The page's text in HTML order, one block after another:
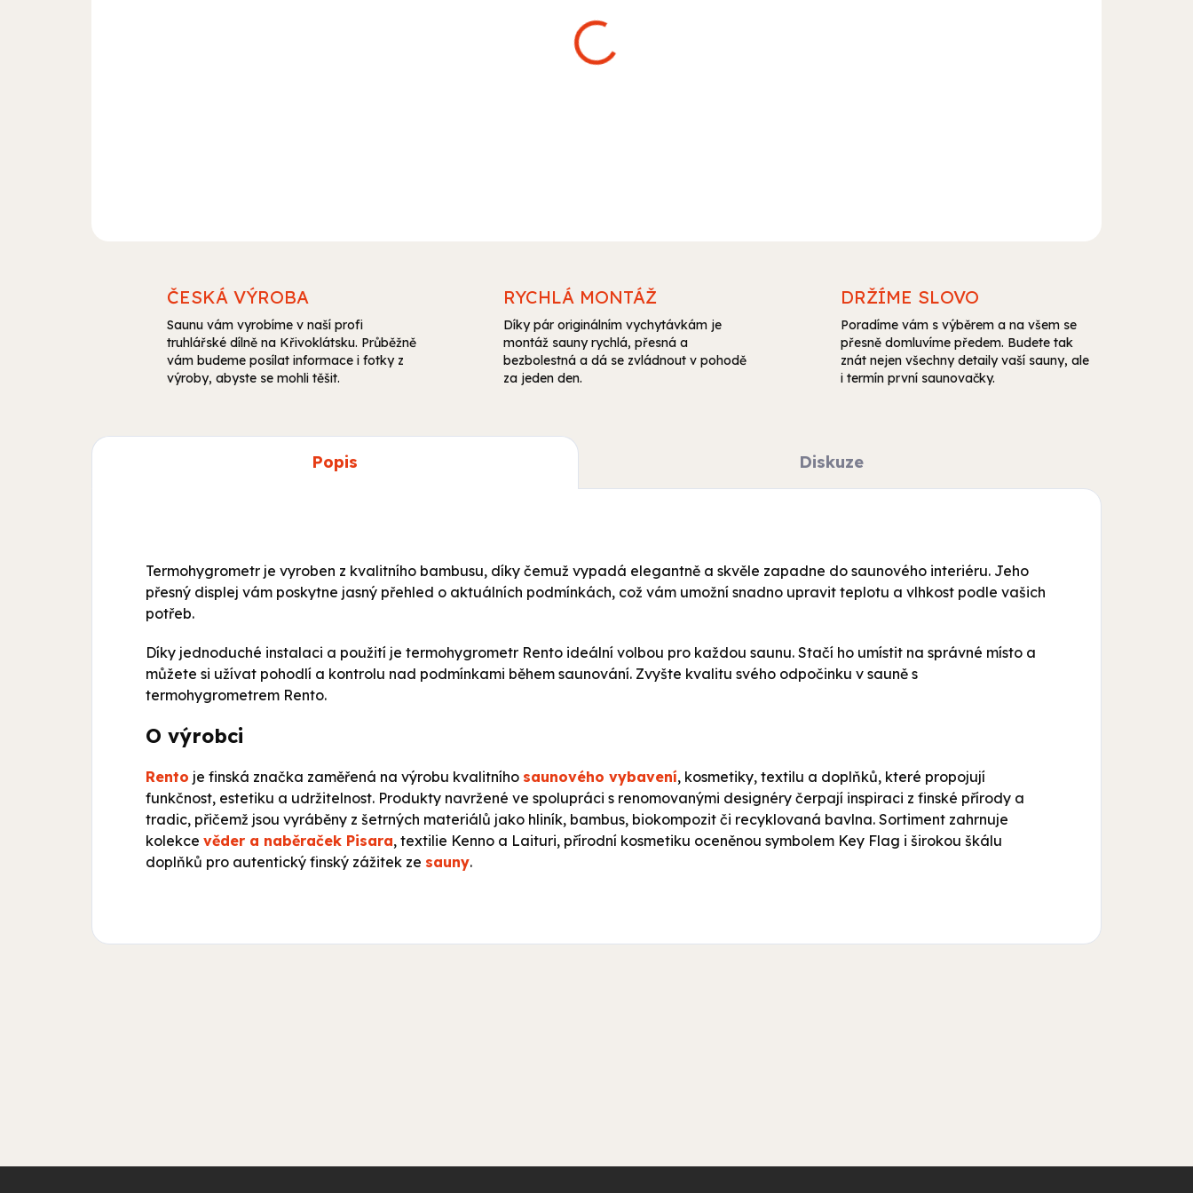
přístroj vám umožní sledovat nejen teplotu, ale i vlhkost ve vaší sauně,
ČESKÁ VÝROBA
Saunu vám vyrobíme v naší profi
truhlářské dílně na Křivoklátsku. Průběžně
vám budeme posílat informace i fotky z
výroby, abyste se mohli těšit.
RYCHLÁ MONTÁŽ
Díky pár originálním vychytávkám je
montáž sauny rychlá, přesná a
bezbolestná a dá se zvládnout v pohodě
za jeden den.
DRŽÍME SLOVO
Poradíme vám s výběrem a na všem se
přesně domluvíme předem. Budete tak
znát nejen všechny detaily vaší sauny, ale
i termín první saunovačky.
Popis Diskuze
Termohygrometr je vyroben z kvalitního bambusu, díky čemuž vypadá elegantně a skvěle zapadne do saunového interiéru. Jeho
přesný displej vám poskytne jasný přehled o aktuálních podmínkách, což vám umožní snadno upravit teplotu a vlhkost podle vašich
potřeb.
Díky jednoduché instalaci a použití je termohygrometr Rento ideální volbou pro každou saunu. Stačí ho umístit na správné místo a
můžete si užívat pohodlí a kontrolu nad podmínkami během saunování. Zvyšte kvalitu svého odpočinku v sauně s
termohygrometrem Rento.
O výrobci
Rento je finská značka zaměřená na výrobu kvalitního saunového vybavení, kosmetiky, textilu a doplňků, které propojují
funkčnost, estetiku a udržitelnost. Produkty navržené ve spolupráci s renomovanými designéry čerpají inspiraci z finské přírody a
tradic, přičemž jsou vyráběny z šetrných materiálů jako hliník, bambus, biokompozit či recyklovaná bavlna. Sortiment zahrnuje
kolekce věder a naběraček Pisara, textilie Kenno a Laituri, přírodní kosmetiku oceněnou symbolem Key Flag i širokou škálu
doplňků pro autentický finský zážitek ze sauny.